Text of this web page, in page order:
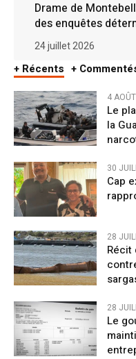
Drame de
des enquêtes
24 juillet 2026
+ Récents +
4
Le
la
30
Cap
28
Récit
28
Le